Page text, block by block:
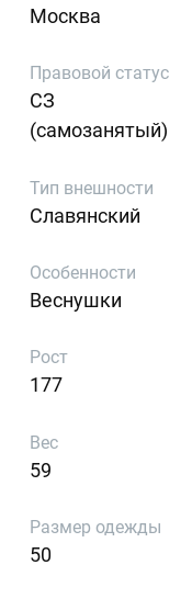
Москва
Правовой статус
СЗ
(самозанятый)
Тип внешности
Славянский
Особенности
Веснушки
Рост
177
Вес
59
Размер одежды
50